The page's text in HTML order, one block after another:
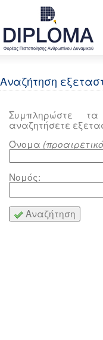
Αναζήτηση
Συμπληρώστε
αναζητήσετε
Όνομα
Νομός:
Αναζήτηση